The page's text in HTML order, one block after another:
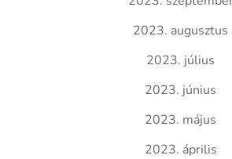
2023. augusztus
2023. július
2023. június
2023. május
2023. április